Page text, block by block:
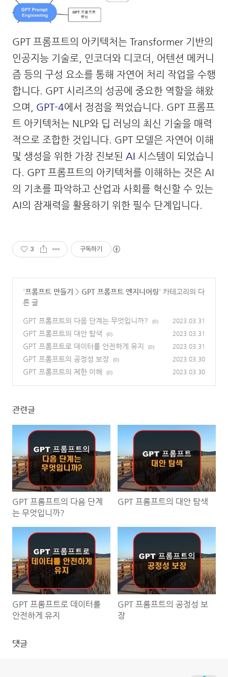
GPT 프롬프트의 아키텍처는 Transformer 기반의
인공지능 기술로, 인코더와 디코더, 어텐션 메커니
즘 등의 구성 요소를 통해 자연어 처리 작업을 수행
합니다. GPT 시리즈의 성공에 중요한 역할을 해왔
으며, GPT-4에서 정점을 찍었습니다. GPT 프롬프
트 아키텍처는 NLP와 딥 러닝의 최신 기술을 매력
적으로 조합한 것입니다. GPT 모델은 자연어 이해
및 생성을 위한 가장 진보된 AI 시스템이 되었습니
다. GPT 프롬프트의 아키텍처를 이해하는 것은 AI
의 기초를 파악하고 산업과 사회를 혁신할 수 있는
AI의 잠재력을 활용하기 위한 필수 단계입니다.
3 구독하기
'프롬프트 만들기 > GPT 프롬프트 엔지니어링' 카테고리의 다
른 글
GPT 프롬프트의 다음 단계는 무엇입니까? (0) 2023.03.31
GPT 프롬프트의 대안 탐색 (0) 2023.03.31
GPT 프롬프트로 데이터를 안전하게 유지 (0) 2023.03.31
GPT 프롬프트의 공정성 보장 (0) 2023.03.30
GPT 프롬프트의 제한 이해 (0) 2023.03.30
관련글
GPT 프롬프트의 다음 단계
는 무엇입니까?
GPT 프롬프트의 대안 탐색
GPT 프롬프트로 데이터를
안전하게 유지
GPT 프롬프트의 공정성 보
장
댓글